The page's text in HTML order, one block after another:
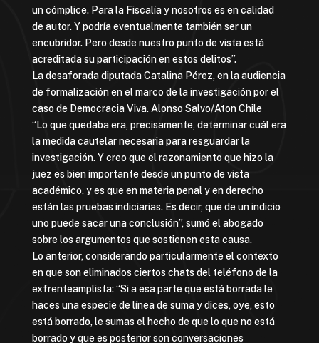
un cómplice. Para la Fiscalía y nosotros es en calidad
de autor. Y podría eventualmente también ser un
encubridor. Pero desde nuestro punto de vista está
acreditada su participación en estos delitos”.
La desaforada diputada Catalina Pérez, en la audiencia
de formalización en el marco de la investigación por el
caso de Democracia Viva. Alonso Salvo/Aton Chile
“Lo que quedaba era, precisamente, determinar cuál era
la medida cautelar necesaria para resguardar la
investigación. Y creo que el razonamiento que hizo la
juez es bien importante desde un punto de vista
académico, y es que en materia penal y en derecho
están las pruebas indiciarias. Es decir, que de un indicio
uno puede sacar una conclusión”, sumó el abogado
sobre los argumentos que sostienen esta causa.
Lo anterior, considerando particularmente el contexto
en que son eliminados ciertos chats del teléfono de la
exfrenteamplista: “Si a esa parte que está borrada le
haces una especie de línea de suma y dices, oye, esto
está borrado, le sumas el hecho de que lo que no está
borrado y que es posterior son conversaciones